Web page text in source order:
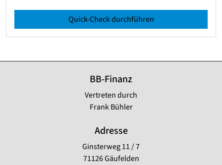
Quick-Check durchführen
BB-Finanz
Vertreten durch
Frank Bühler
Adresse
Ginsterweg 11 / 7
71126 Gäufelden